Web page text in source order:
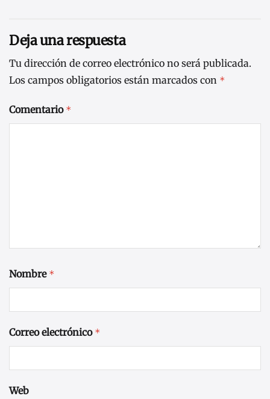
Deja una respuesta
Tu dirección de correo electrónico no será publicada.
Los campos obligatorios están marcados con *
Comentario *
Nombre *
Correo electrónico *
Web